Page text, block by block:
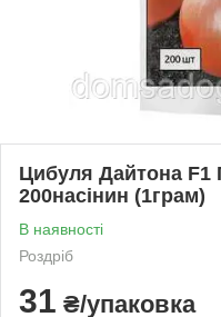
Цибуля Дайтона F1
200насінин (1грам)
В наявності
Роздріб
31 ₴/упаковка